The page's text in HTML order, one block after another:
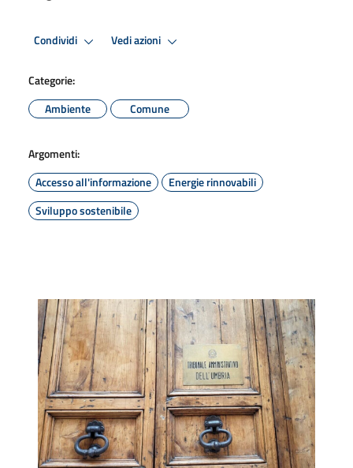
Condividi Vedi azioni
Categorie:
Ambiente
Comune
Argomenti:
Accesso all'informazione
Energie rinnovabili
Sviluppo sostenibile